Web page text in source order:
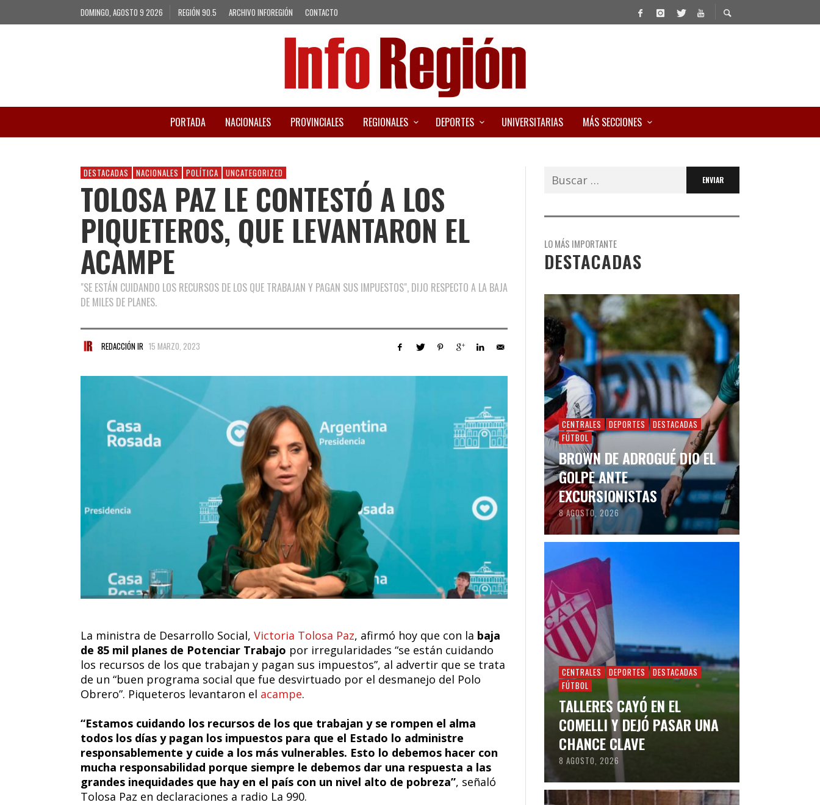
DOMINGO, AGOSTO 9 2026 REGIÓN 90.5 ARCHIVO INFOREGIÓN CONTACTO
PORTADA NACIONALES PROVINCIALES REGIONALES DEPORTES UNIVERSITARIAS MÁS SECCIONES
DESTACADAS NACIONALES POLÍTICA UNCATEGORIZED
TOLOSA PAZ LE CONTESTÓ A LOS
PIQUETEROS, QUE LEVANTARON EL
ACAMPE
"SE ESTÁN CUIDANDO LOS RECURSOS DE LOS QUE TRABAJAN Y PAGAN SUS IMPUESTOS", DIJO RESPECTO A LA BAJA
DE MILES DE PLANES.
REDACCIÓN IR 15 MARZO, 2023
La ministra de Desarrollo Social, Victoria Tolosa Paz, afirmó hoy que con la baja
de 85 mil planes de Potenciar Trabajo por irregularidades “se están cuidando
los recursos de los que trabajan y pagan sus impuestos”, al advertir que se trata
de un “buen programa social que fue desvirtuado por el desmanejo del Polo
Obrero”. Piqueteros levantaron el acampe.
“Estamos cuidando los recursos de los que trabajan y se rompen el alma
todos los días y pagan los impuestos para que el Estado lo administre
responsablemente y cuide a los más vulnerables. Esto lo debemos hacer con
mucha responsabilidad porque siempre le debemos dar una respuesta a las
grandes inequidades que hay en el país con un nivel alto de pobreza”, señaló
Tolosa Paz en declaraciones a radio La 990.
Buscar:
LO MÁS IMPORTANTE
DESTACADAS
CENTRALES DEPORTES
DESTACADAS
FÚTBOL
BROWN DE ADROGUÉ DIO EL
GOLPE ANTE
EXCURSIONISTAS
8 AGOSTO, 2026
CENTRALES DEPORTES
DESTACADAS
FÚTBOL
TALLERES CAYÓ EN EL
COMELLI Y DEJÓ PASAR UNA
CHANCE CLAVE
8 AGOSTO, 2026